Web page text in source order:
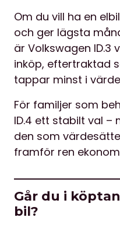
Om du vill ha en
och ger lägsta
är Volkswagen ID.3
inköp, eftertraktad
tappar minst i
För familjer som
ID.4 ett stabilt val –
den som
framför ren
Går du i
bil?